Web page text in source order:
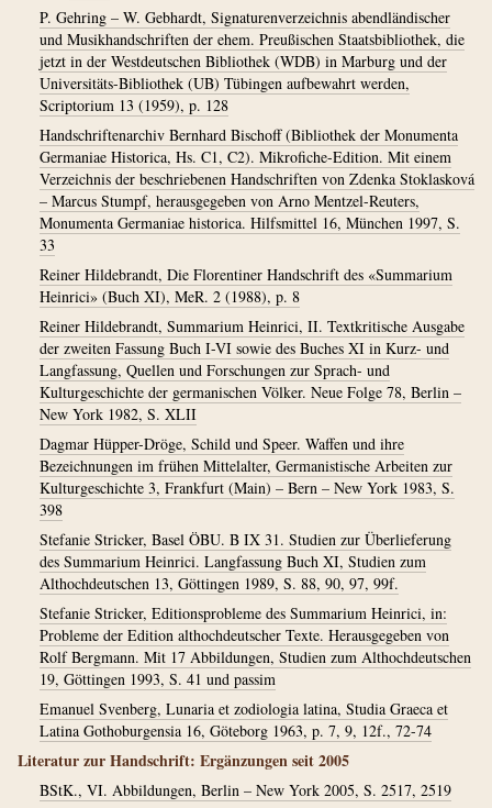
P. Gehring – W. Gebhardt, Signaturenverzeichnis abendländischer
und Musikhandschriften der ehem. Preußischen Staatsbibliothek, die
jetzt in der Westdeutschen Bibliothek (WDB) in Marburg und der
Universitäts-Bibliothek (UB) Tübingen aufbewahrt werden,
Scriptorium 13 (1959), p. 128
Handschriftenarchiv Bernhard Bischoff (Bibliothek der Monumenta
Germaniae Historica, Hs. C1, C2). Mikrofiche-Edition. Mit einem
Verzeichnis der beschriebenen Handschriften von Zdenka Stoklasková
– Marcus Stumpf, herausgegeben von Arno Mentzel-Reuters,
Monumenta Germaniae historica. Hilfsmittel 16, München 1997, S.
33
Reiner Hildebrandt, Die Florentiner Handschrift des «Summarium
Heinrici» (Buch XI), MeR. 2 (1988), p. 8
Reiner Hildebrandt, Summarium Heinrici, II. Textkritische Ausgabe
der zweiten Fassung Buch I-VI sowie des Buches XI in Kurz- und
Langfassung, Quellen und Forschungen zur Sprach- und
Kulturgeschichte der germanischen Völker. Neue Folge 78, Berlin –
New York 1982, S. XLII
Dagmar Hüpper-Dröge, Schild und Speer. Waffen und ihre
Bezeichnungen im frühen Mittelalter, Germanistische Arbeiten zur
Kulturgeschichte 3, Frankfurt (Main) – Bern – New York 1983, S.
398
Stefanie Stricker, Basel ÖBU. B IX 31. Studien zur Überlieferung
des Summarium Heinrici. Langfassung Buch XI, Studien zum
Althochdeutschen 13, Göttingen 1989, S. 88, 90, 97, 99f.
Stefanie Stricker, Editionsprobleme des Summarium Heinrici, in:
Probleme der Edition althochdeutscher Texte. Herausgegeben von
Rolf Bergmann. Mit 17 Abbildungen, Studien zum Althochdeutschen
19, Göttingen 1993, S. 41 und passim
Emanuel Svenberg, Lunaria et zodiologia latina, Studia Graeca et
Latina Gothoburgensia 16, Göteborg 1963, p. 7, 9, 12f., 72-74
Literatur zur Handschrift: Ergänzungen seit 2005
BStK., VI. Abbildungen, Berlin – New York 2005, S. 2517, 2519